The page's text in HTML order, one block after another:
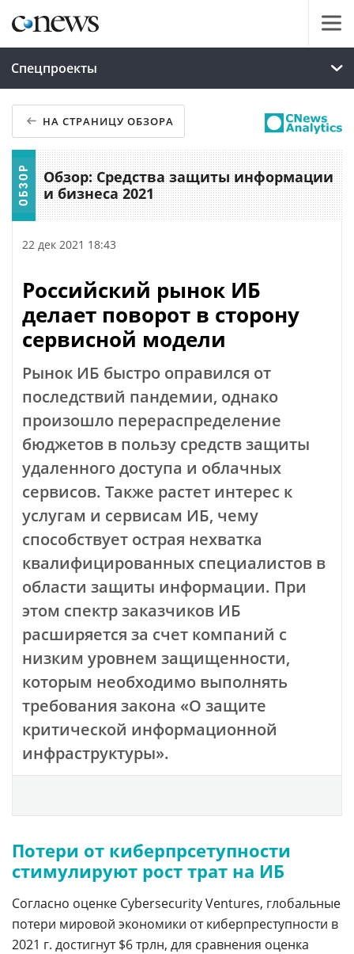
Спецпроекты
НА СТРАНИЦУ ОБЗОРА
Обзор: Средства защиты информации
и бизнеса 2021
22 дек 2021 18:43
Российский рынок ИБ
делает поворот в сторону
сервисной модели
Рынок ИБ быстро оправился от
последствий пандемии, однако
произошло перераспределение
бюджетов в пользу средств защиты
удаленного доступа и облачных
сервисов. Также растет интерес к
услугам и сервисам ИБ, чему
способствует острая нехватка
квалифицированных специалистов в
области защиты информации. При
этом спектр заказчиков ИБ
расширяется за счет компаний с
низким уровнем защищенности,
которым необходимо выполнять
требования закона «О защите
критической информационной
инфраструктуры».
Потери от киберпрсетупности
стимулируют рост трат на ИБ
Cогласно оценке Cybersecurity Ventures, глобальные
потери мировой экономики от киберпреступности в
2021 г. достигнут $6 трлн, для сравнения оценка